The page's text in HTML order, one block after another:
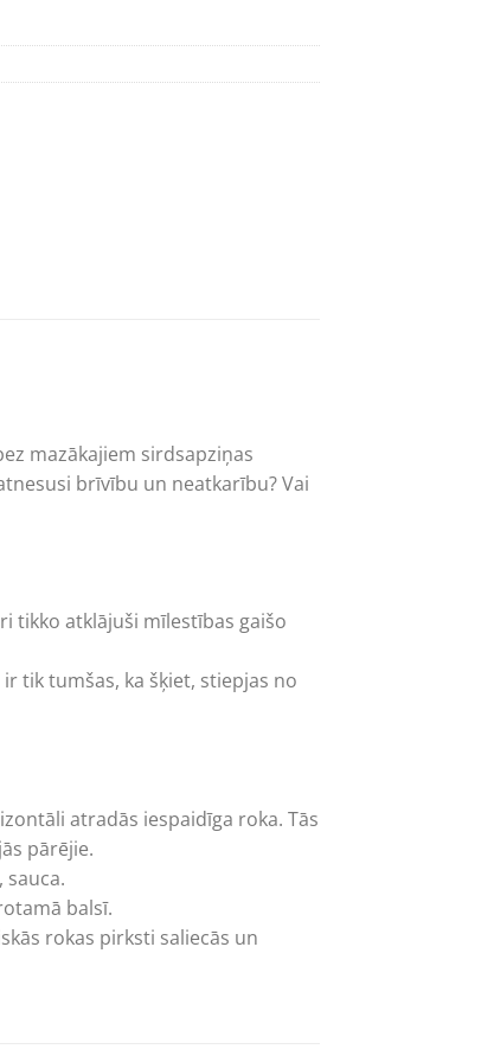
mazākajiem sirdsapziņas
brīvību un neatkarību? Vai
tikko atklājuši mīlestības gaišo
tik tumšas, ka šķiet, stiepjas no
atradās iespaidīga roka. Tās
pārējie.
balsī.
rokas pirksti saliecās un